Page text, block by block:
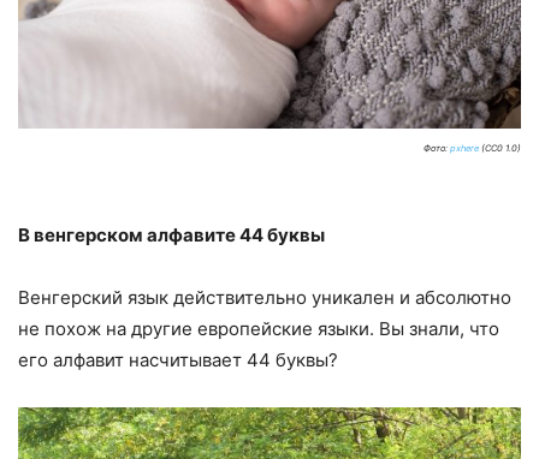
Фото: pxhere (CC0 1.0)
В венгерском алфавите 44 буквы
Венгерский язык действительно уникален и абсолютно
не похож на другие европейские языки. Вы знали, что
его алфавит насчитывает 44 буквы?